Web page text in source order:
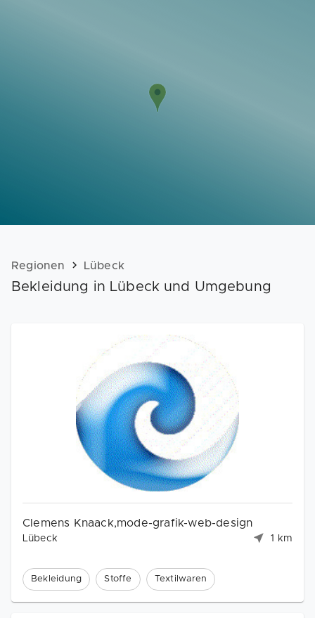
Webinare
Regionen Lübeck
Bekleidung in Lübeck und Umgebung
Clemens Knaack,mode-grafik-web-design
Lübeck 1 km
Bekleidung Stoffe Textilwaren